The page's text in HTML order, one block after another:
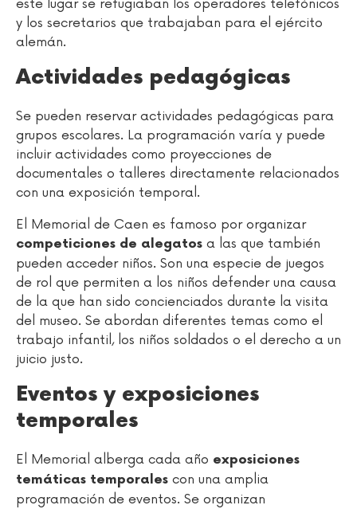
este lugar se refugiaban los operadores telefónicos
y los secretarios que trabajaban para el ejército
alemán.
Actividades pedagógicas
Se pueden reservar actividades pedagógicas para
grupos escolares. La programación varía y puede
incluir actividades como proyecciones de
documentales o talleres directamente relacionados
con una exposición temporal.
El Memorial de Caen es famoso por organizar
competiciones de alegatos a las que también
pueden acceder niños. Son una especie de juegos
de rol que permiten a los niños defender una causa
de la que han sido concienciados durante la visita
del museo. Se abordan diferentes temas como el
trabajo infantil, los niños soldados o el derecho a un
juicio justo.
Eventos y exposiciones
temporales
El Memorial alberga cada año exposiciones
temáticas temporales con una amplia
programación de eventos. Se organizan